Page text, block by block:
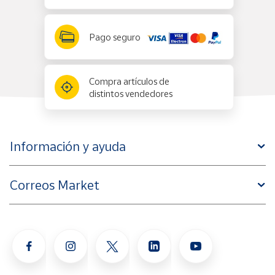
Pago seguro
Compra artículos de
distintos vendedores
Información y ayuda
Correos Market